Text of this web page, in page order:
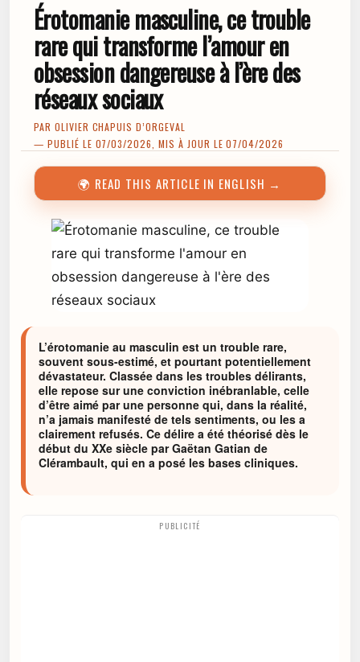
Érotomanie masculine, ce trouble
rare qui transforme l’amour en
obsession dangereuse à l’ère des
réseaux sociaux
PAR OLIVIER CHAPUIS D’ORGEVAL
— PUBLIÉ LE 07/03/2026, MIS À JOUR LE 07/04/2026
🌍 READ THIS ARTICLE IN ENGLISH →
L’érotomanie au masculin est un trouble rare,
souvent sous-estimé, et pourtant potentiellement
dévastateur. Classée dans les troubles délirants,
elle repose sur une conviction inébranlable, celle
d’être aimé par une personne qui, dans la réalité,
n’a jamais manifesté de tels sentiments, ou les a
clairement refusés. Ce délire a été théorisé dès le
début du XXe siècle par Gaëtan Gatian de
Clérambault, qui en a posé les bases cliniques.
PUBLICITÉ